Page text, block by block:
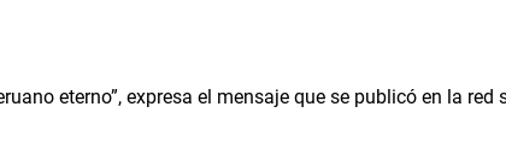
eterno”, expresa el mensaje que se publicó en la red